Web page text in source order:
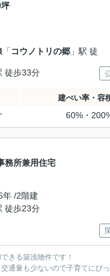
坪
「 コウノトリの郷 」駅 徒
徒歩33分
建ぺい率・容
60%・
所兼用住宅
年 /2階建
徒歩23分
きる築浅物件です！
通量も少ないので子育てにぴっ